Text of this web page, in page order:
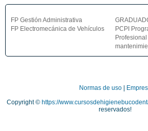
FP Gestión Administrativa
FP Electromecánica de Vehículos
PCPI
Normas de uso|
Copyright © https://
reservados!